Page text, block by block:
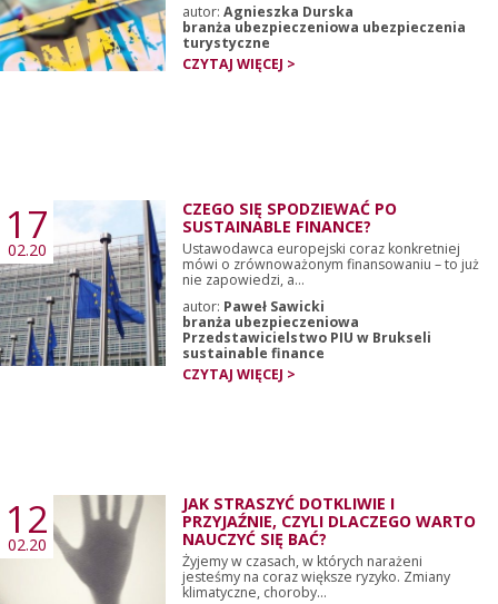
autor: Agnieszka Durska
branża ubezpieczeniowa ubezpieczenia
turystyczne
CZYTAJ WIĘCEJ >
17
02.20
CZEGO SIĘ SPODZIEWAĆ PO
SUSTAINABLE FINANCE?
Ustawodawca europejski coraz konkretniej
mówi o zrównoważonym finansowaniu – to już
nie zapowiedzi, a...
autor: Paweł Sawicki
branża ubezpieczeniowa
Przedstawicielstwo PIU w Brukseli
sustainable finance
CZYTAJ WIĘCEJ >
12
02.20
JAK STRASZYĆ DOTKLIWIE I
PRZYJAŹNIE, CZYLI DLACZEGO WARTO
NAUCZYĆ SIĘ BAĆ?
Żyjemy w czasach, w których narażeni
jesteśmy na coraz większe ryzyko. Zmiany
klimatyczne, choroby...